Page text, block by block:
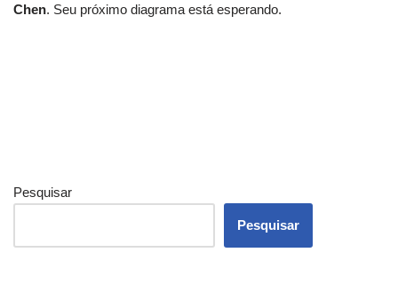
Chen. Seu próximo diagrama está esperando.
Pesquisar
Pesquisar